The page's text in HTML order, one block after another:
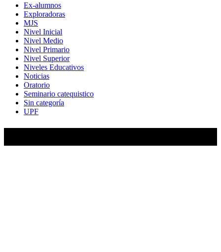
Ex-alumnos
Exploradoras
MJS
Nivel Inicial
Nivel Medio
Nivel Primario
Nivel Superior
Niveles Educativos
Noticias
Oratorio
Seminario catequistico
Sin categoría
UPF